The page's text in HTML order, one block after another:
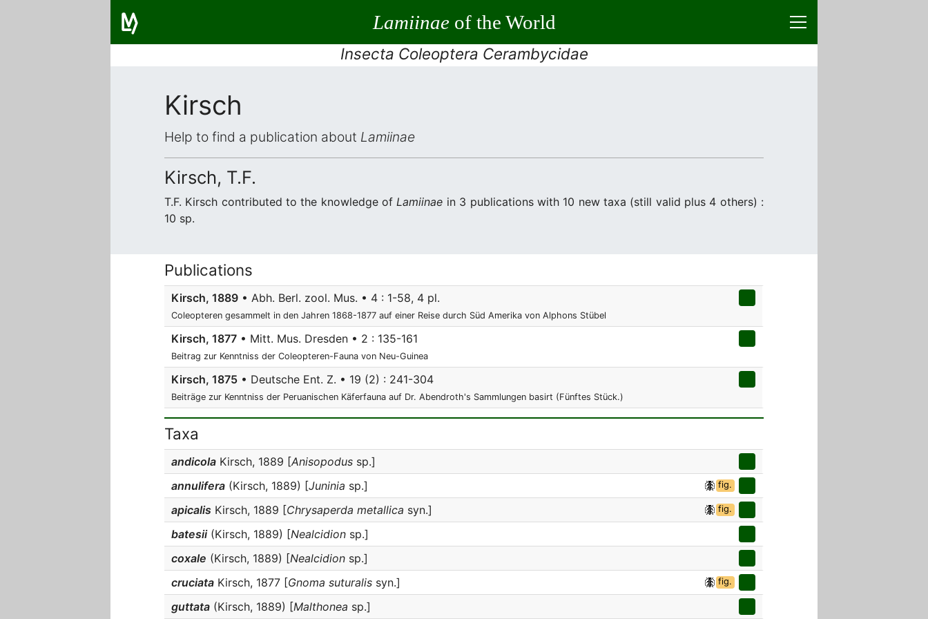
Lamiinaeof the World
Insecta Coleoptera Cerambycidae
Kirsch
Help to find a publication about Lamiinae
Kirsch, T.F.
T.F. Kirsch contributed to the knowledge ofLamiinae in 3 publications with 10 new taxa (still valid plus 4 others) :
10 sp.
Publications
Kirsch, 1889 • Abh. Berl. zool. Mus. • 4 : 1-58, 4 pl.
Coleopteren gesammelt in den Jahren 1868-1877 auf einer Reise durch Süd Amerika von Alphons Stübel
Kirsch, 1877 • Mitt. Mus. Dresden • 2 : 135-161
Beitrag zur Kenntniss der Coleopteren-Fauna von Neu-Guinea
Kirsch, 1875 • Deutsche Ent. Z. • 19 (2) : 241-304
Beiträge zur Kenntniss der Peruanischen Käferfauna auf Dr. Abendroth's Sammlungen basirt (Fünftes Stück.)
Taxa
andicola Kirsch, 1889 [Anisopodus sp.]
annulifera (Kirsch, 1889) [Juninia sp.] fig.
apicalis Kirsch, 1889 [Chrysaperda metallica syn.] fig.
batesii(Kirsch, 1889) [Nealcidion sp.]
coxale (Kirsch, 1889) [Nealcidion sp.]
cruciata Kirsch, 1877 [Gnoma suturalis syn.] fig.
guttata (Kirsch, 1889) [Malthonea sp.]